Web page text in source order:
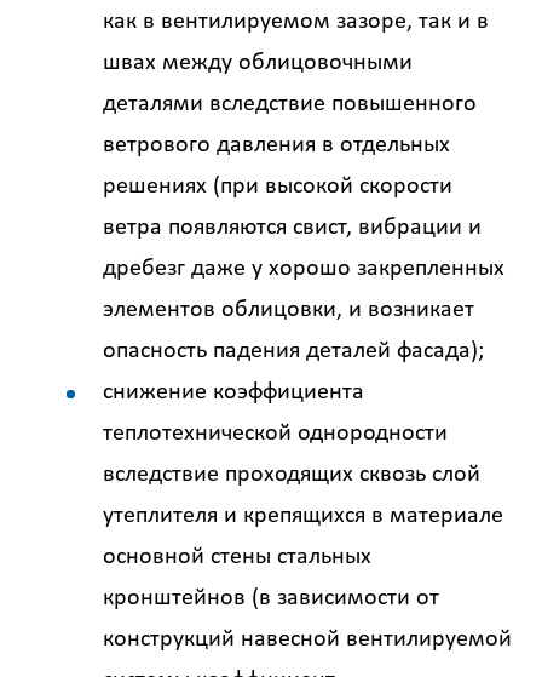
как в вентилируемом зазоре, так и в
швах между облицовочными
деталями вследствие повышенного
ветрового давления в отдельных
решениях (при высокой скорости
ветра появляются свист, вибрации и
дребезг даже у хорошо закрепленных
элементов облицовки, и возникает
опасность падения деталей фасада);
снижение коэффициента
теплотехнической однородности
вследствие проходящих сквозь слой
утеплителя и крепящихся в материале
основной стены стальных
кронштейнов (в зависимости от
конструкций навесной вентилируемой